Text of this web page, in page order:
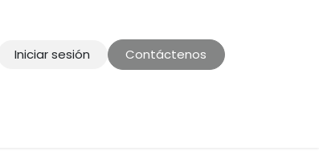
Iniciar sesión Contáctenos